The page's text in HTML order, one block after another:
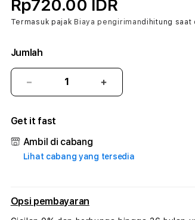
Rp720.00 IDR
Termasuk pajak Biaya pengirimandihitung saat
Jumlah
Kurangi
jumlah
AKARSLOT
#1
ASTP
AGR
Rekayasa
Tambah
jumlah
ASTP
AGR
Get it fast
Ambil di cabang
Lihat cabang yang tersedia
Opsi pembayaran